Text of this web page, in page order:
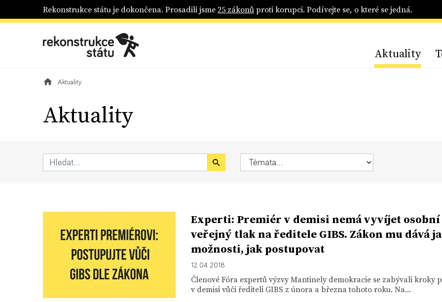
Rekonstrukce státu je dokončena. Prosadili jsme25 zákonůproti korupci. Podívejte se, o které se jedná.
Aktuality
Aktuality
Aktuality
Experti: Premiér v demisi nemá vyvíjet osobní
veřejný tlak na ředitele GIBS. Zákon mu dává
možnosti, jak postupovat
12. 04. 2018
Členové Fóra expertů výzvy Mantinely demokracie se zabývali kroky
v demisi vůči řediteli GIBS z února a března tohoto roku. Na...